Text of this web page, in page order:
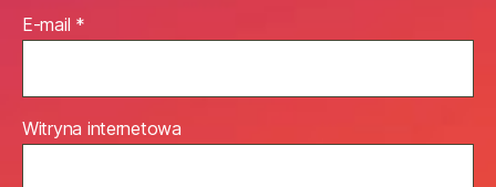
E-mail *
Witryna internetowa